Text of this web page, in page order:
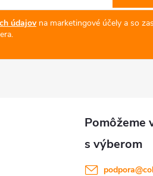
údajovna marketingové účely a so
podpora@